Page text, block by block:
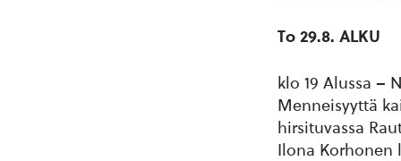
To 29.8. ALKU
klo 19 Alussa –
Menneisyyttä
hirsituvassa
Ilona Korhonen